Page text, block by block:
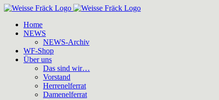
Zum
springenHome
NEWS
NEWS-Archiv
WF-Shop
Über uns
Das sind wir…
Vorstand
Herrenelferrat
Damenelferrat